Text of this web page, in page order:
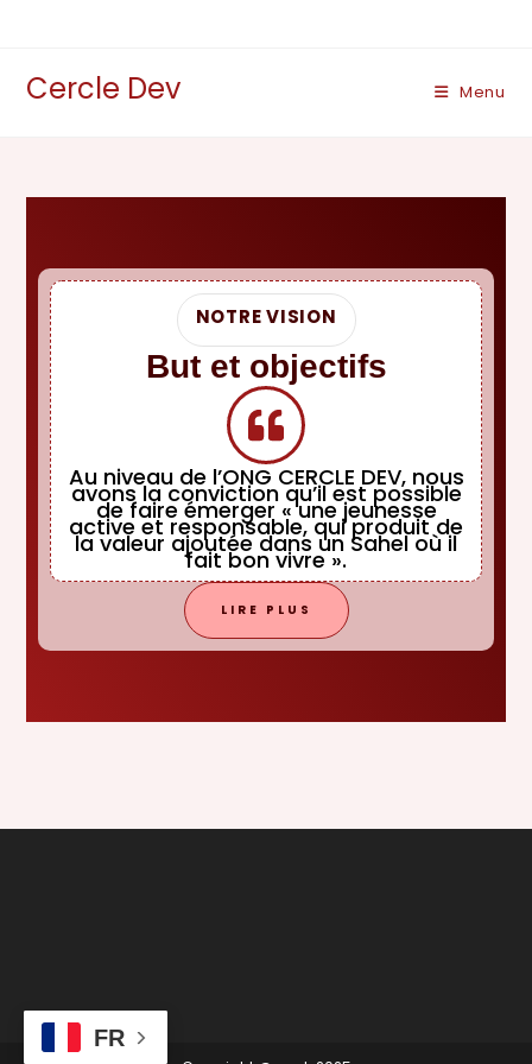
Cercle Dev Menu
NOTRE VISION
But et objectifs
Au niveau de l’ONG CERCLE DEV, nous
avons la conviction qu’il est possible
de faire émerger « une jeunesse
active et responsable, qui produit de
la valeur ajoutée dans un Sahel où il
fait bon vivre ».
LIRE PLUS
FR